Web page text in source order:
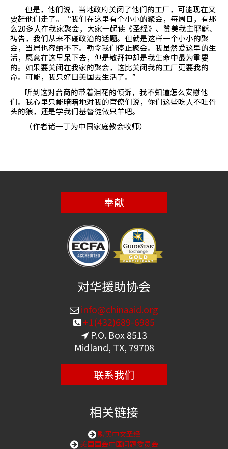
但是，他们说，当地政府关闭了他们的工厂，可能现在又
要赶他们走了。“我们在这里有个小小的聚会，每周日，有那
么20多人在我家聚会，大家一起读《圣经》、赞美我主耶稣、
祷告，我们从来不碰政治的话题。但就是这样一个小小的聚
会，当局也容纳不下。勒令我们停止聚会。我虽然爱这里的生
活，愿意在这里呆下去，但是敬拜神却是我生命中最为重要
的。如果要关闭在我家的聚会，这比关闭我的工厂更要我的
命。可能，我只好回美国去生活了。”
听到这对台商的带着泪花的倾诉，我不知道怎么安慰他
们。我心里只能暗暗地对我的官僚们说，你们这些吃人不吐骨
头的狼，还是学我们基督徒做只羊吧。
（作者诸一丁为中国家庭教会牧师）
奉献
对华援助协会
info@chinaaid.org
+1(432)689-6985
P.O. Box 8513
Midland, TX, 79708
联系我们
相关链接
购买中文圣经
美国国会中国问题委员会